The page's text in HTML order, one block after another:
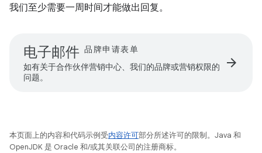
我们至少需要一周时间才能做出回复。
电子邮件 品牌申请表单
如有关于合作伙伴营销中心、我们的品牌或营销权限的
问题。
arrow_forward
本页面上的内容和代码示例受内容许可部分所述许可的限制。Java 和
OpenJDK 是 Oracle 和/或其关联公司的注册商标。